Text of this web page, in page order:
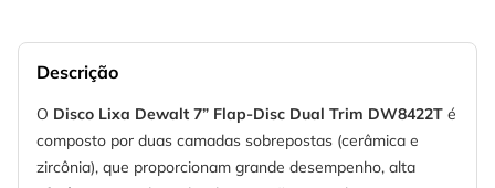
Descrição
O Disco Lixa Dewalt 7” Flap-Disc Dual Trim DW8422T é
composto por duas camadas sobrepostas (cerâmica e
zircônia), que proporcionam grande desempenho, alta